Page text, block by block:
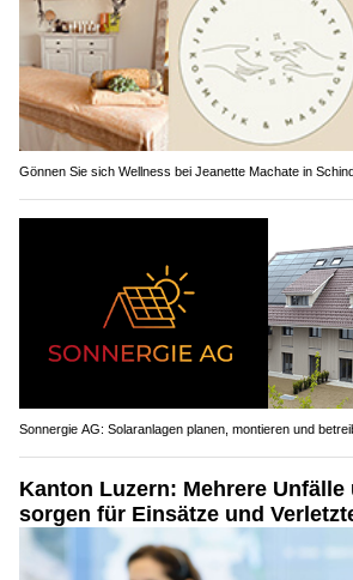
Gönnen Sie sich Wellness bei Jeanette Machate in
Sonnergie AG: Solaranlagen planen, montieren und
Kanton Luzern: Mehrere Unfälle
sorgen für Einsätze und